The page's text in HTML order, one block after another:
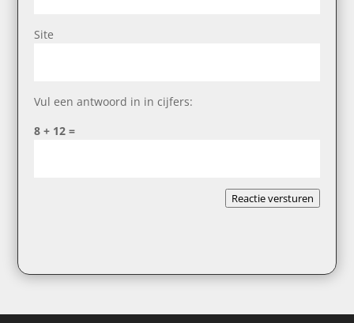
Site
Vul een antwoord in in cijfers:
8 + 12 =
Reactie versturen